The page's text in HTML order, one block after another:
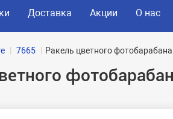
Доставка Акции О нас
7665 Ракель цветного